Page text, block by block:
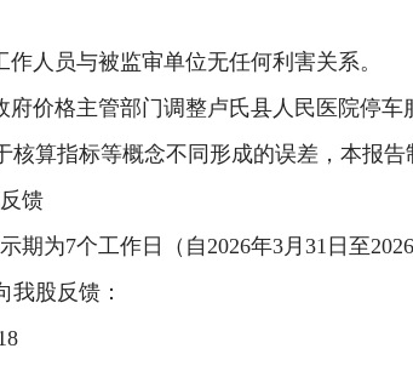
人员与被监审单位无任何利害关系。
府价格主管部门调整卢氏县人民医院停
核算指标等概念不同形成的误差，本报
馈
期为7个工作日（自2026年3月 31 日至2026
我股反馈：